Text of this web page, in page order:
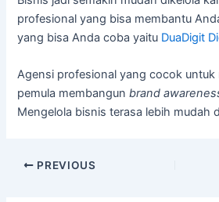
profesional yang bisa membantu
yang bisa Anda coba yaitu DuaDigit
Agensi profesional yang cocok untuk
pemula membangunbrand
Mengelola bisnis terasa lebih mudah
PREVIOUS